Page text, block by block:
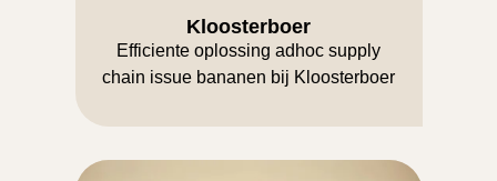
Kloosterboer
Efficiente oplossing adhoc supply
chain issue bananen bij Kloosterboer